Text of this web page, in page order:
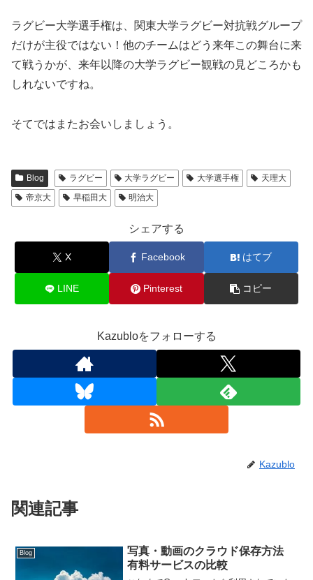
ラグビー大学選手権は、関東大学ラグビー対抗戦グループ
だけが主役ではない！他のチームはどう来年この舞台に来
て戦うかが、来年以降の大学ラグビー観戦の見どころかも
しれないですね。
そてではまたお会いしましょう。
Blog ラグビー 大学ラグビー 大学選手権
天理大
帝京大
早稲田大 明治大
シェアする
X Facebook はてブ
LINE Pinterest コピー
Kazubloをフォローする
Kazublo
関連記事
Blog
写真・動画のクラウド保存方法
有料サービスの比較